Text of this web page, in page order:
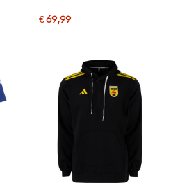
€ 69,99